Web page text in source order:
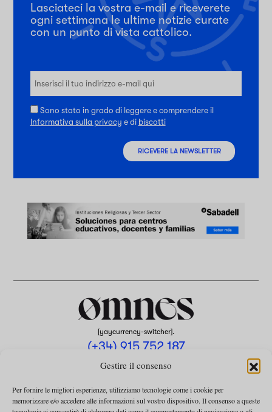
Gestire il consenso
Per fornire le migliori esperienze, utilizziamo tecnologie come i cookie per
memorizzare e/o accedere alle informazioni sul vostro dispositivo. Il consenso a queste
Lasciateci la vostra e-mail e riceverete
ogni settimana le ultime notizie curate
con un punto di vista cattolico.
Sono stato in grado di leggere e comprendere il
Informativa sulla privacy e di biscotti
RICEVERE LA NEWSLETTER
[yaycurrency-switcher].
(+34) 915 752 187
omnes@omnesmag.com